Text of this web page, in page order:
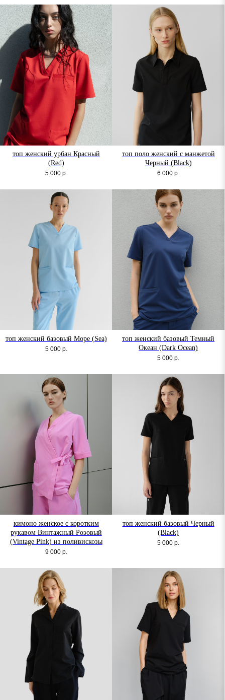
топ женский урбан Красный
(Red)
5 000 р.
топ поло женский с манжетой
Черный (Black)
6 000 р.
топ женский базовый Море (Sea)
5 000 р.
топ женский базовый Темный
Океан (Dark Ocean)
5 000 р.
кимоно женское с коротким
рукавом Винтажный Розовый
(Vintage Pink) из поливискозы
9 000 р.
топ женский базовый Черный
(Black)
5 000 р.